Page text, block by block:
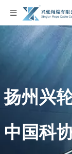
扬州兴
中国科